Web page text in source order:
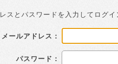
スとパスワードを入力してログイ
メールアドレス：
パスワード：